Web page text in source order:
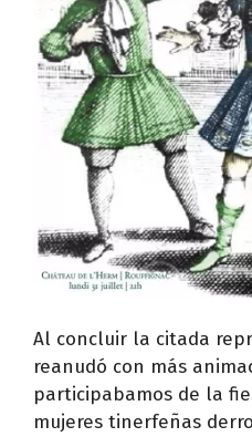
Al concluir la citada
reanudó con más
participabamos de la
mujeres tinerfeñas